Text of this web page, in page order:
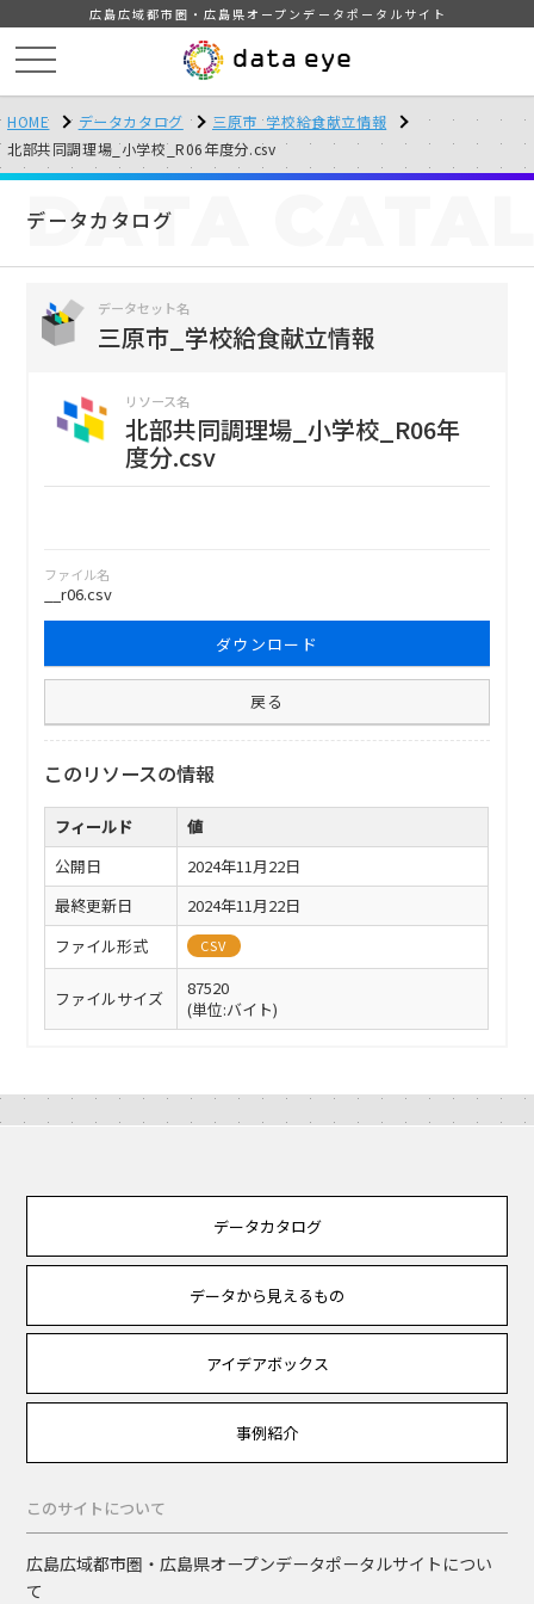
広島広域都市圏・広島県オープンデータポータルサイト
HOME データカタログ
三原市_学校給食献立情報
北部共同調理場_小学校_R06年度分.csv
データカタログ
DATA
データセット名
三原市_学校給食献立情報
リソース名
北部共同調理場_小学校_R06年
度分.csv
ファイル名
__r06.csv
ダウンロード
戻る
このリソースの情報
フィールド
値
公開日
2024年11月22日
最終更新日
2024年11月22日
ファイル形式
CSV
ファイルサイズ
87520
(単位:バイト)
データカタログ
データから見えるもの
アイデアボックス
事例紹介
このサイトについて
広島広域都市圏・広島県オープンデータポータルサイトについ
て